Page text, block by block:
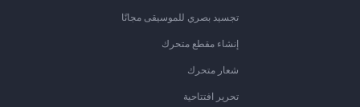
تجسيد بصري للموسيقى مجانًا
إنشاء مقطع متحرك
شعار متحرك
تحرير افتتاحية